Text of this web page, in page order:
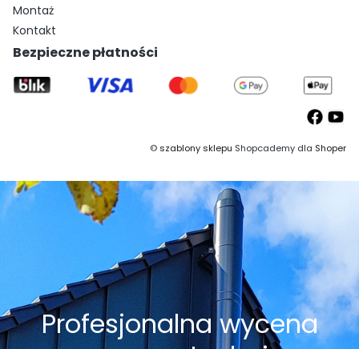
Montaż
Kontakt
Bezpieczne płatności
©szablony sklepu Shopcademy dla Shoper
Profesjonalna wycena